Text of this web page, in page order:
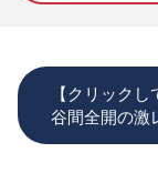
【クリック
谷間全開の激